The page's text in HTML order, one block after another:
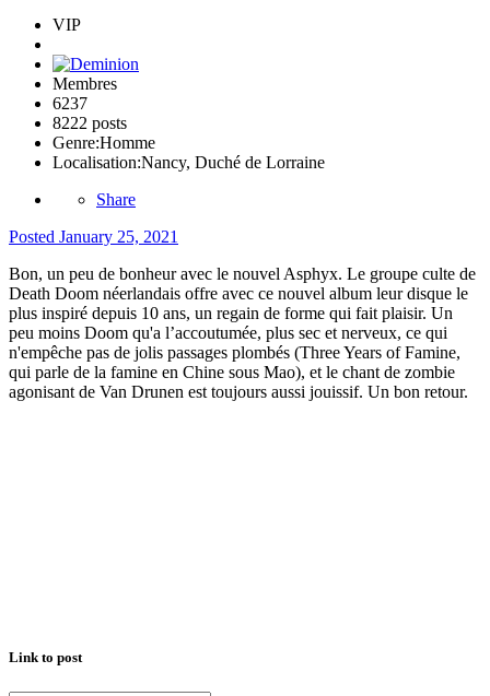
VIP
Membres
6237
8222 posts
Genre:Homme
Localisation:Nancy, Duché de Lorraine
Share
Posted January 25, 2021
Bon, un peu de bonheur avec le nouvel Asphyx. Le groupe culte de
Death Doom néerlandais offre avec ce nouvel album leur disque le
plus inspiré depuis 10 ans, un regain de forme qui fait plaisir. Un
peu moins Doom qu'a l’accoutumée, plus sec et nerveux, ce qui
n'empêche pas de jolis passages plombés (Three Years of Famine,
qui parle de la famine en Chine sous Mao), et le chant de zombie
agonisant de Van Drunen est toujours aussi jouissif. Un bon retour.
Link to post